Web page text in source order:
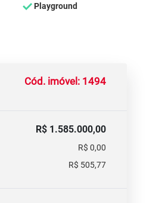
Playground
Cód. imóvel: 1494
R$ 1.585.000,00
R$ 0,00
R$ 505,77